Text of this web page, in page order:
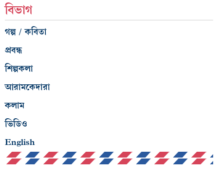
বিভাগ
গল্প / কবিতা
প্রবন্ধ
শিল্পকলা
আরামকেদারা
কলাম
ভিডিও
English